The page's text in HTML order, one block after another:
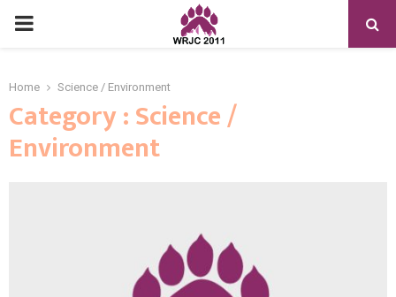
PRIMARY
Home Science / Environment
Category : Science /
Environment